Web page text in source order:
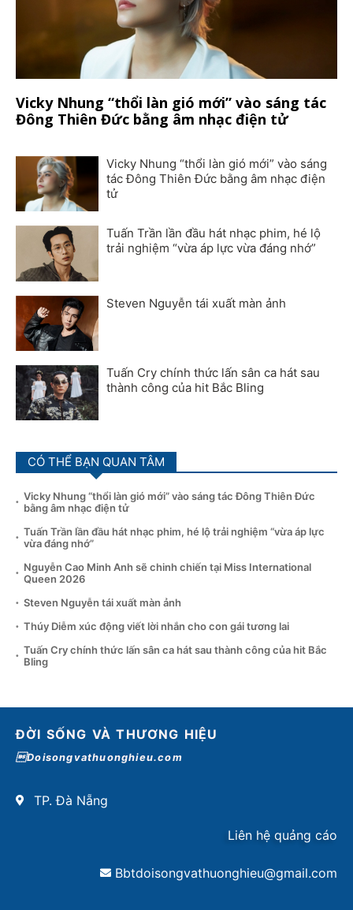
Vicky Nhung “thổi làn gió mới” vào sáng tác
Đông Thiên Đức bằng âm nhạc điện tử
Vicky Nhung “thổi làn gió mới” vào sáng
tác Đông Thiên Đức bằng âm nhạc điện
tử
Tuấn Trần lần đầu hát nhạc phim, hé lộ
trải nghiệm “vừa áp lực vừa đáng nhớ”
Steven Nguyễn tái xuất màn ảnh
Tuấn Cry chính thức lấn sân ca hát sau
thành công của hit Bắc Bling
CÓ THỂ BẠN QUAN TÂM
Vicky Nhung “thổi làn gió mới” vào sáng tác Đông Thiên Đức
bằng âm nhạc điện tử
Tuấn Trần lần đầu hát nhạc phim, hé lộ trải nghiệm “vừa áp lực
vừa đáng nhớ”
Nguyễn Cao Minh Anh sẽ chinh chiến tại Miss International
Queen 2026
Steven Nguyễn tái xuất màn ảnh
Thúy Diễm xúc động viết lời nhắn cho con gái tương lai
Tuấn Cry chính thức lấn sân ca hát sau thành công của hit Bắc
Bling
ĐỜI SỐNG VÀ THƯƠNG HIỆU
Doisongvathuonghieu.com
TP. Đà Nẵng
Liên hệ quảng cáo
Bbtdoisongvathuonghieu@gmail.com